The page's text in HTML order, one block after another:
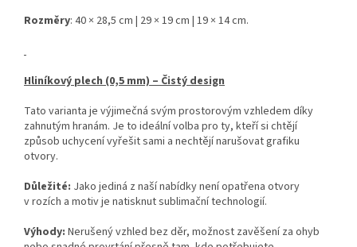
Rozměry: 40 × 28,5 cm | 29 × 19 cm | 19 × 14 cm.
Hliníkový plech (0,5 mm) – Čistý design
Tato varianta je výjimečná svým prostorovým vzhledem díky
zahnutým hranám. Je to ideální volba pro ty, kteří si chtějí
způsob uchycení vyřešit sami a nechtějí narušovat grafiku
otvory.
Důležité: Jako jediná z naší nabídky není opatřena otvory
v rozích a motiv je natisknut sublimační technologií.
Výhody: Nerušený vzhled bez děr, možnost zavěšení za ohyb